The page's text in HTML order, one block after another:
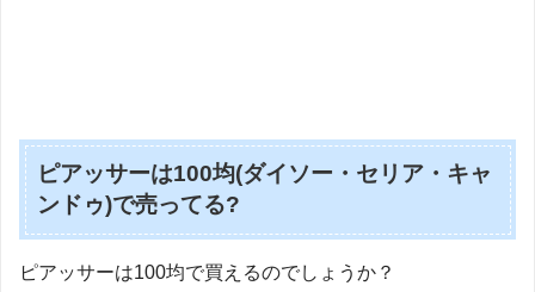
ピアッサーは100均(ダイソー・セリア・キャ
ンドゥ)で売ってる?
ピアッサーは100均で買えるのでしょうか？